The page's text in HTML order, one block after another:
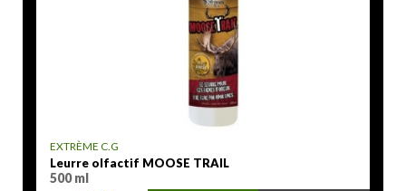
EXTRÈME C.G
Leurre olfactif MOOSE TRAIL
500 ml